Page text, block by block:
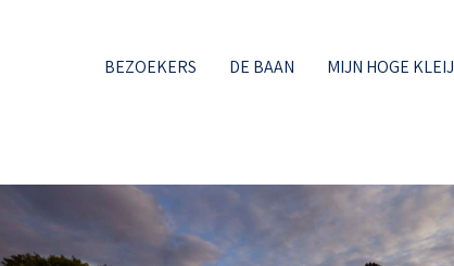
BEZOEKERS DE BAAN MIJN HOGE KLEIJ